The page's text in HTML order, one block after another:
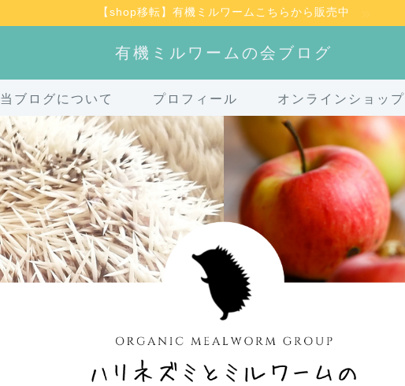
【shop移転】有機ミルワームこちらから販売中
有機ミルワームの会ブログ
当ブログについて プロフィール オンラインショップ